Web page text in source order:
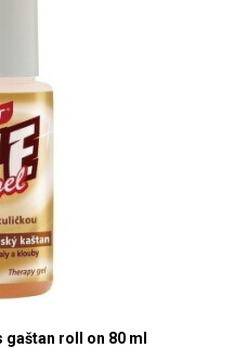
gaštan roll on 80 ml